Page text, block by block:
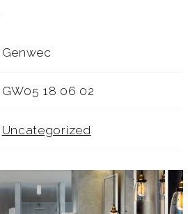
Genwec
GW05 18 06 02
Uncategorized